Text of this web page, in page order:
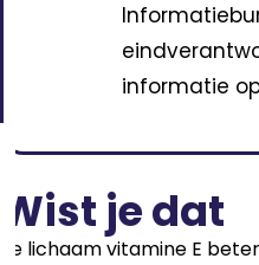
informatie
Wist je dat
Je lichaam vitamine E